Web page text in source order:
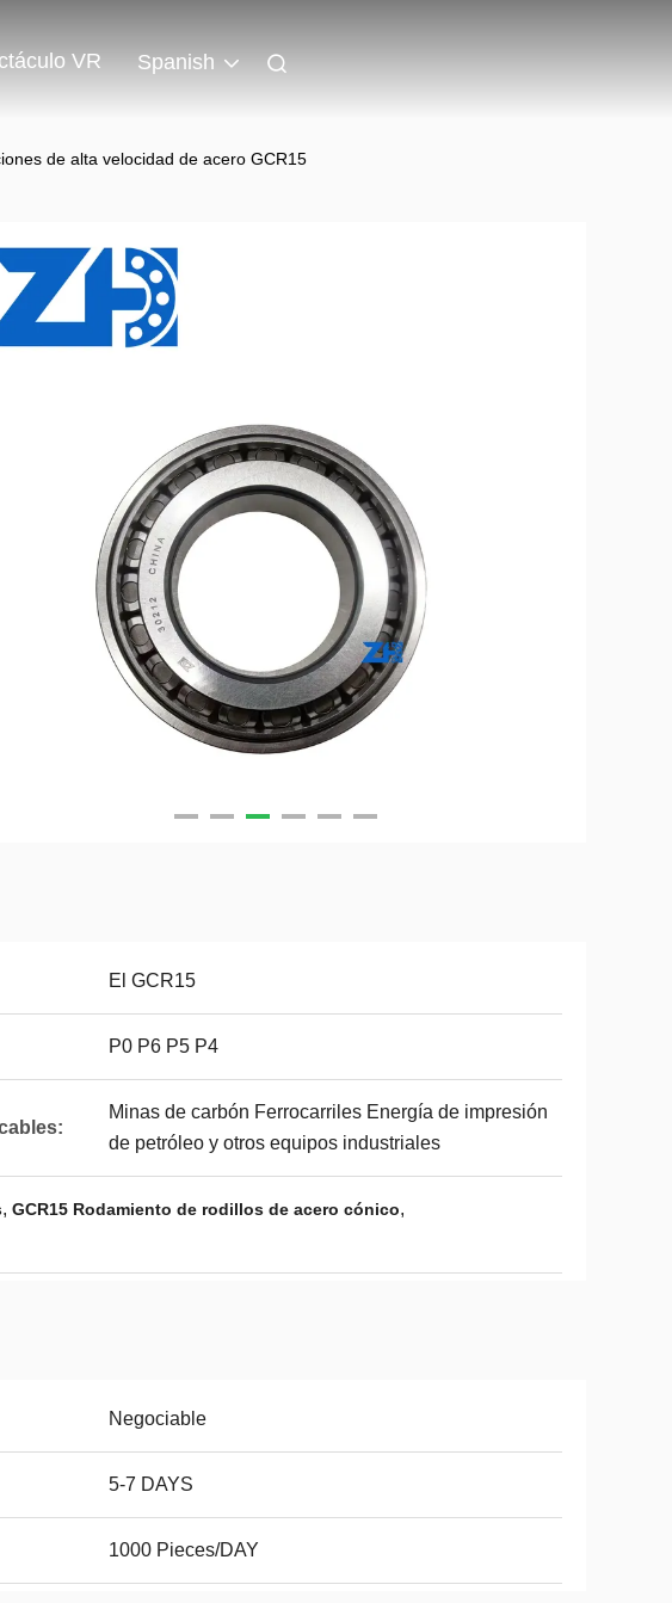
VR Spanish
de alta velocidad de acero GCR15
El GCR15
P0 P6 P5 P4
Minas de carbón Ferrocarriles Energía de impresión
de petróleo y otros equipos industriales
, GCR15 Rodamiento de rodillos de acero cónico,
Negociable
5-7 DAYS
1000 Pieces/DAY